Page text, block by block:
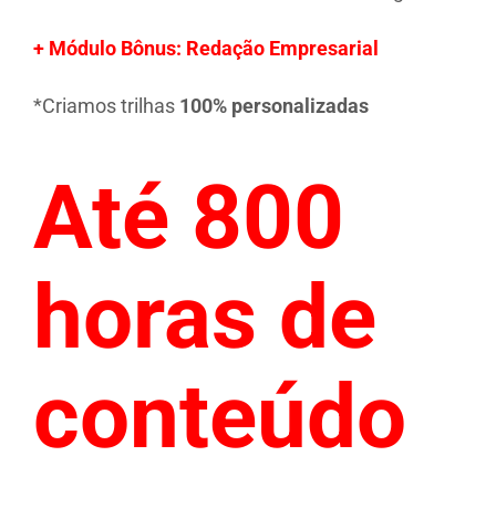
+ Módulo Bônus: Redação Empresarial
*Criamos trilhas 100% personalizadas
Até 800
horas de
conteúdo